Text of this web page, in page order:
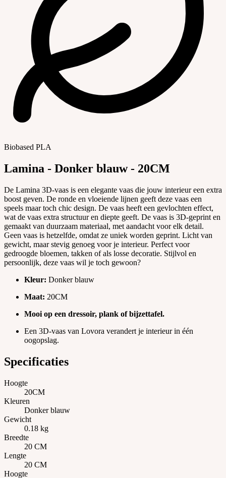
Biobased PLA
Lamina - Donker blauw - 20CM
De Lamina 3D-vaas is een elegante vaas die jouw interieur een extra
boost geven. De ronde en vloeiende lijnen geeft deze vaas een
speels maar toch chic design. De vaas heeft een gevlochten effect,
wat de vaas extra structuur en diepte geeft. De vaas is 3D-geprint en
gemaakt van duurzaam materiaal, met aandacht voor elk detail.
Geen vaas is hetzelfde, omdat ze uniek worden geprint. Licht van
gewicht, maar stevig genoeg voor je interieur. Perfect voor
gedroogde bloemen, takken of als losse decoratie. Stijlvol en
persoonlijk, deze vaas wil je toch gewoon?
Kleur: Donker blauw
Maat: 20CM
Mooi op een dressoir, plank of bijzettafel.
Een 3D-vaas van Lovora verandert je interieur in één
oogopslag.
Specificaties
Hoogte
20CM
Kleuren
Donker blauw
Gewicht
0.18 kg
Breedte
20 CM
Lengte
20 CM
Hoogte